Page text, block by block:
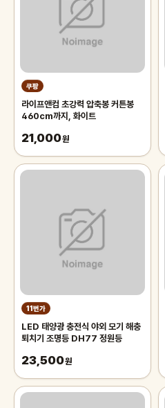
쿠팡
라이프앤컴 초강력 압축봉 커튼봉
460cm까지, 화이트
21,000원
11번가
LED 태양광 충전식 야외 모기 해충
퇴치기 조명등 DH77 정원등
23,500원